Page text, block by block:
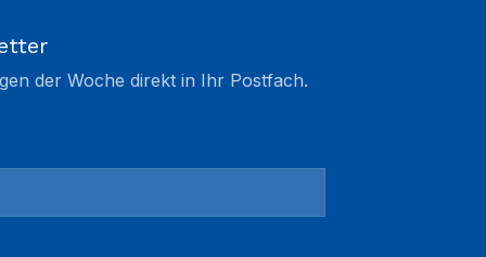
der Woche direkt in Ihr Postfach.